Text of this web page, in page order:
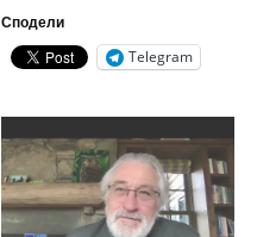
Сподели
Telegram